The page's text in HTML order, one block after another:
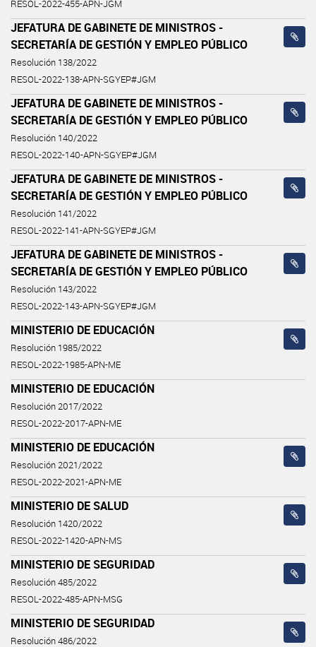
RESOL-2022-455-APN-JGM
JEFATURA DE GABINETE DE MINISTROS -
SECRETARÍA DE GESTIÓN Y EMPLEO PÚBLICO
Resolución 138/2022
RESOL-2022-138-APN-SGYEP#JGM
JEFATURA DE GABINETE DE MINISTROS -
SECRETARÍA DE GESTIÓN Y EMPLEO PÚBLICO
Resolución 140/2022
RESOL-2022-140-APN-SGYEP#JGM
JEFATURA DE GABINETE DE MINISTROS -
SECRETARÍA DE GESTIÓN Y EMPLEO PÚBLICO
Resolución 141/2022
RESOL-2022-141-APN-SGYEP#JGM
JEFATURA DE GABINETE DE MINISTROS -
SECRETARÍA DE GESTIÓN Y EMPLEO PÚBLICO
Resolución 143/2022
RESOL-2022-143-APN-SGYEP#JGM
MINISTERIO DE EDUCACIÓN
Resolución 1985/2022
RESOL-2022-1985-APN-ME
MINISTERIO DE EDUCACIÓN
Resolución 2017/2022
RESOL-2022-2017-APN-ME
MINISTERIO DE EDUCACIÓN
Resolución 2021/2022
RESOL-2022-2021-APN-ME
MINISTERIO DE SALUD
Resolución 1420/2022
RESOL-2022-1420-APN-MS
MINISTERIO DE SEGURIDAD
Resolución 485/2022
RESOL-2022-485-APN-MSG
MINISTERIO DE SEGURIDAD
Resolución 486/2022